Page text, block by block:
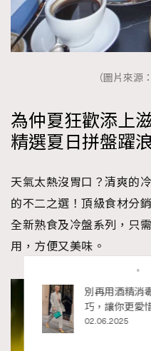
（圖片來源
為仲夏狂歡添上
精選夏日拼盤躍
天氣太熱沒胃口？清爽的
的不二之選！頂級食材分
全新熟食及冷盤系列，只
用，方便又美味。